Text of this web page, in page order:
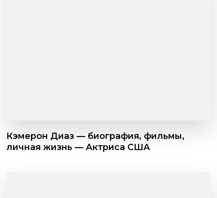
Кэмерон Диаз — биография, фильмы,
личная жизнь — Актриса США